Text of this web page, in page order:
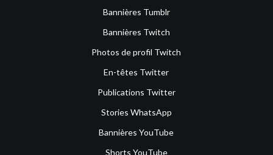
Bannières Tumblr
Bannières Twitch
Photos de profil Twitch
En-têtes Twitter
Publications Twitter
Stories WhatsApp
Bannières YouTube
Shorts YouTube